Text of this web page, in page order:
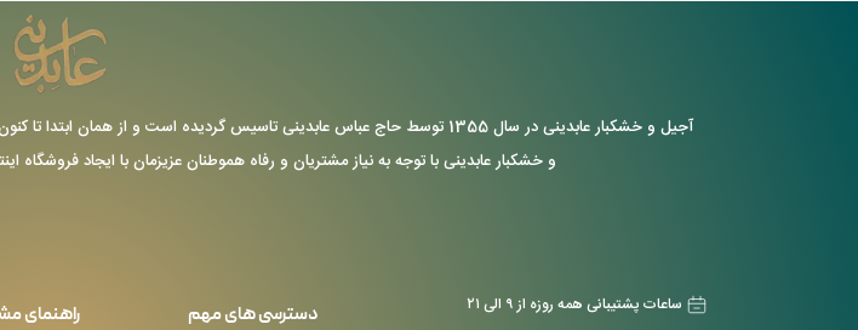
آجیل و خشکبار عابدینی در سال 1355 توسط حاج عباس عابدینی تاسیس گردیده است
و خشکبار عابدینی با توجه به نیاز مشتریان و رفاه هموطنان عزیزمان با ایجاد فروشگاه
ساعات پشتیبانی همه روزه از ۹ الی ۲۱ دسترسی های مهم راهنمای